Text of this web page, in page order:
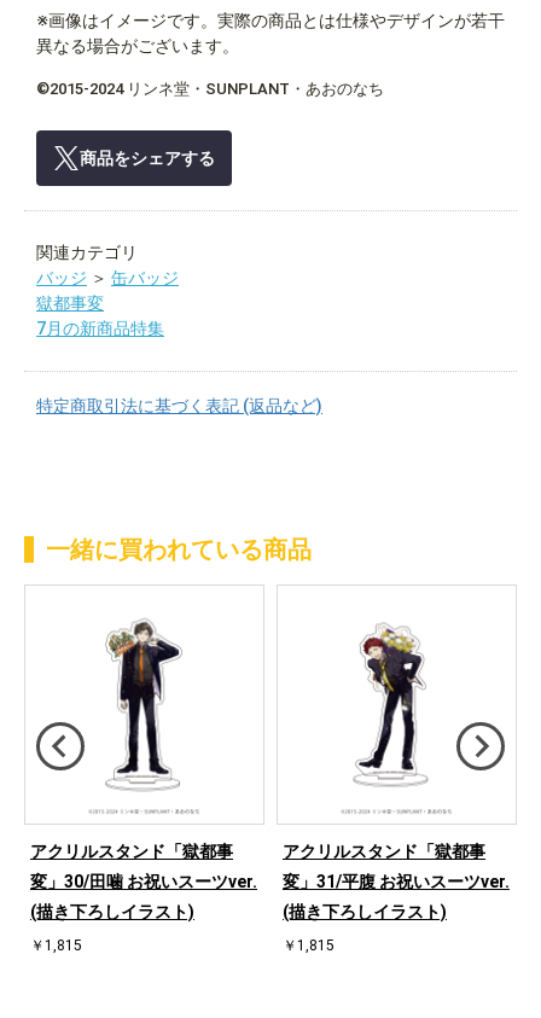
※画像はイメージです。実際の商品とは仕様やデザインが若干
異なる場合がございます。
©2015-2024 リンネ堂・SUNPLANT・あおのなち
商品をシェアする
関連カテゴリ
バッジ ＞ 缶バッジ
獄都事変
7月の新商品特集
特定商取引法に基づく表記 (返品など)
一緒に買われている商品
アクリルスタンド「獄都事
変」30/田噛 お祝いスーツver.
(描き下ろしイラスト)
￥1,815
アクリルスタンド「獄都事
変」31/平腹 お祝いスーツver.
(描き下ろしイラスト)
￥1,815